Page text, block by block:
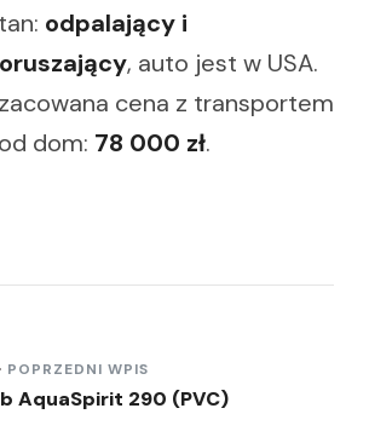
odpalający i
, auto jest w USA.
cena z transportem
dom: 78 000 zł.
POPRZEDNI WPIS
AquaSpirit 290 (PVC)